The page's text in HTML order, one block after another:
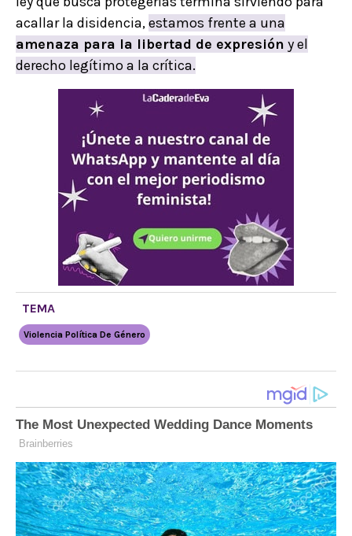
acallar la disidencia,estamos frente a una
amenaza para la libertad de expresión y el
derecho legítimo a la crítica.
TEMA
Violencia Política De Género